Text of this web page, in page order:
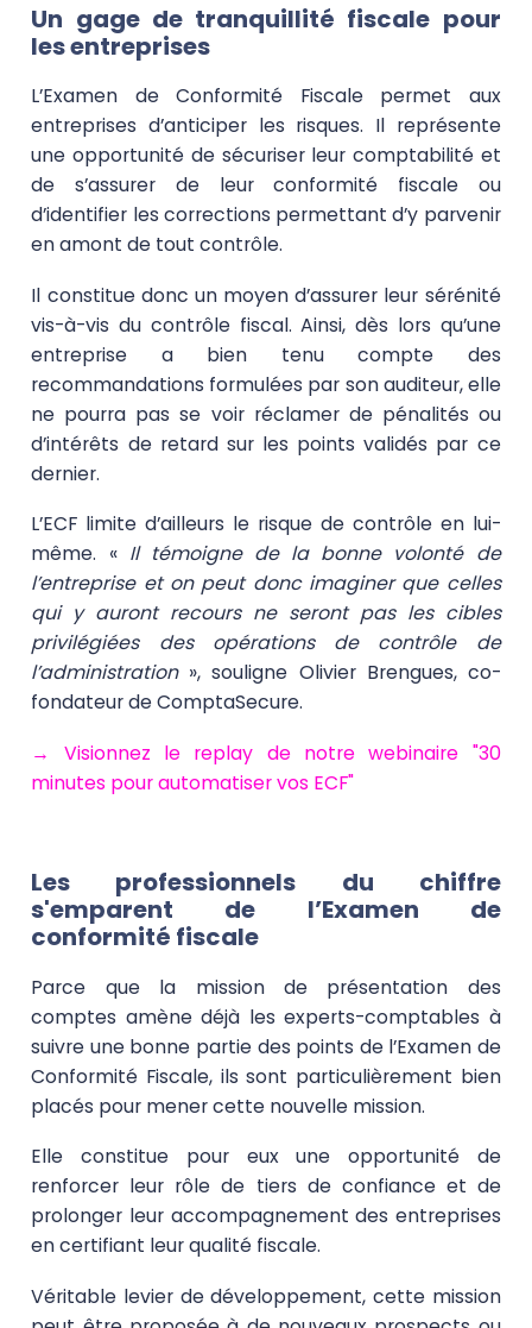
Un gage de tranquillité fiscale pour
les entreprises
L’Examen de Conformité Fiscale permet aux
entreprises d’anticiper les risques. Il représente
une opportunité de sécuriser leur comptabilité et
de s’assurer de leur conformité fiscale ou
d’identifier les corrections permettant d’y parvenir
en amont de tout contrôle.
Il constitue donc un moyen d’assurer leur sérénité
vis-à-vis du contrôle fiscal. Ainsi, dès lors qu’une
entreprise a bien tenu compte des
recommandations formulées par son auditeur, elle
ne pourra pas se voir réclamer de pénalités ou
d’intérêts de retard sur les points validés par ce
dernier.
L’ECF limite d’ailleurs le risque de contrôle en lui-
même. « Il témoigne de la bonne volonté de
l’entreprise et on peut donc imaginer que celles
qui y auront recours ne seront pas les cibles
privilégiées des opérations de contrôle de
l’administration », souligne Olivier Brengues, co-
fondateur deComptaSecure.
→ Visionnez le replay de notre webinaire "30
minutes pour automatiser vos ECF"
Les professionnels du chiffre
s'emparent de l’Examen de
conformité fiscale
Parce que la mission de présentation des
comptes amène déjà les experts-comptables à
suivre une bonne partie des points de l’Examen de
Conformité Fiscale, ils sont particulièrement bien
placés pour mener cette nouvelle mission.
Elle constitue pour eux une opportunité de
renforcer leur rôle de tiers de confiance et de
prolonger leur accompagnement des entreprises
en certifiant leur qualité fiscale.
Véritable levier de développement, cette mission